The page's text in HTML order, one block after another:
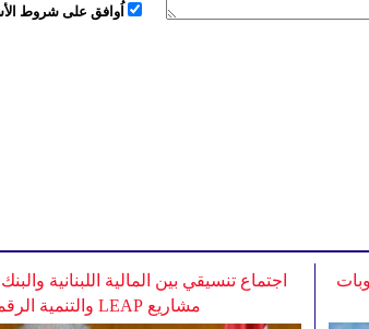
اُوافق على شروط
اجتماع تنسيقي بين المالية اللبنانية
مشاريع LEAP والتنمية الرقمية